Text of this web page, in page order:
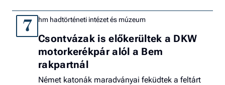
7 hm hadtörténeti intézet és múzeum
Csontvázak is előkerültek a DKW
motorkerékpár alól a Bem
rakpartnál
Német katonák maradványai feküdtek a feltárt